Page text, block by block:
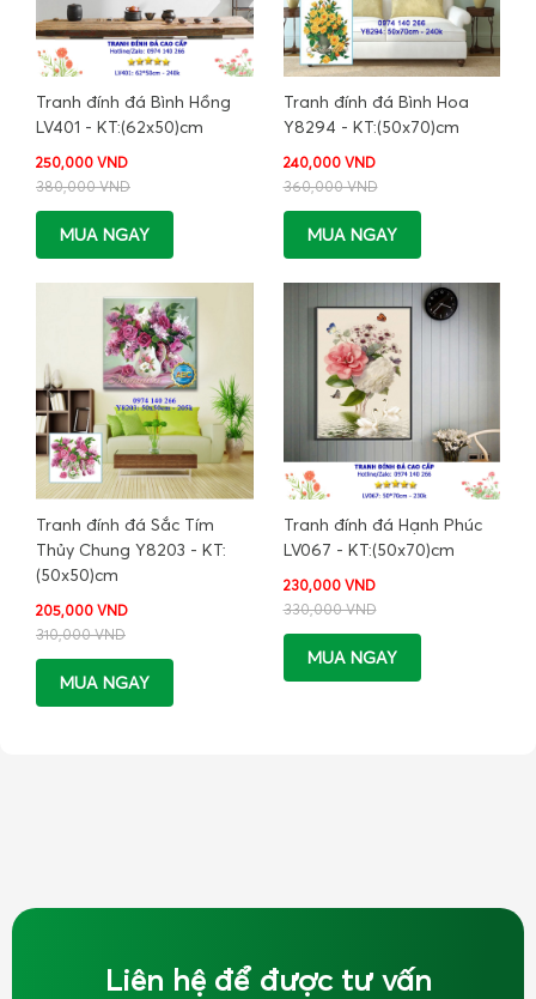
Tranh đính đá Bình Hồng
LV401 - KT:(62x50)cm
250,000 VND
380,000 VND
MUA NGAY
Tranh đính đá Bình Hoa
Y8294 - KT:(50x70)cm
240,000 VND
360,000 VND
MUA NGAY
Tranh đính đá Sắc Tím
Thủy Chung Y8203 - KT:
(50x50)cm
205,000 VND
310,000 VND
MUA NGAY
Tranh đính đá Hạnh Phúc
LV067 - KT:(50x70)cm
230,000 VND
330,000 VND
MUA NGAY
Liên hệ để được tư vấn